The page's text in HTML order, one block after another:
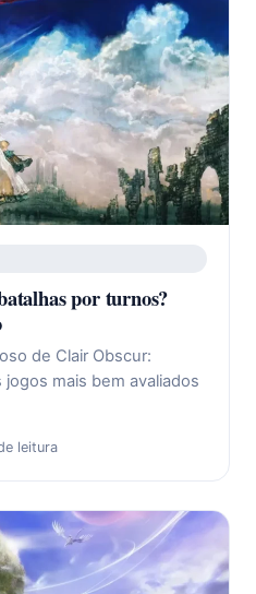
por turnos?
de Clair Obscur:
mais bem avaliados
leitura